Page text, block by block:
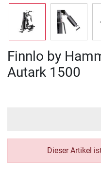
Finnlo by
Autark 1500
Dieser Artikel